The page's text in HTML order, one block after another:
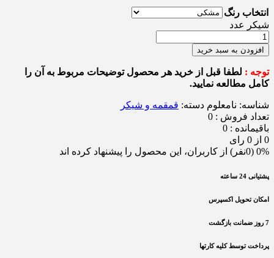
انتخاب رنگ
شیکر عدد
افزودن به سبد خرید
توجه : لطفا قبل از خرید هر محصول توضیحات مربوط به آن را
کامل مطالعه نمایید.
شناسه: نامعلوم دسته: قمقمه و شیکر
تعداد فروش : 0
باقیمانده : 0
0 از 0 رای
0% (0نفر) از کاربران، این محصول را پیشنهاد کرده اند
پشتیانی 24 ساعته
امکان تحویل اکسپرس
7 روز ضمانت بازگشت
پرداخت توسط کلیه کارتها